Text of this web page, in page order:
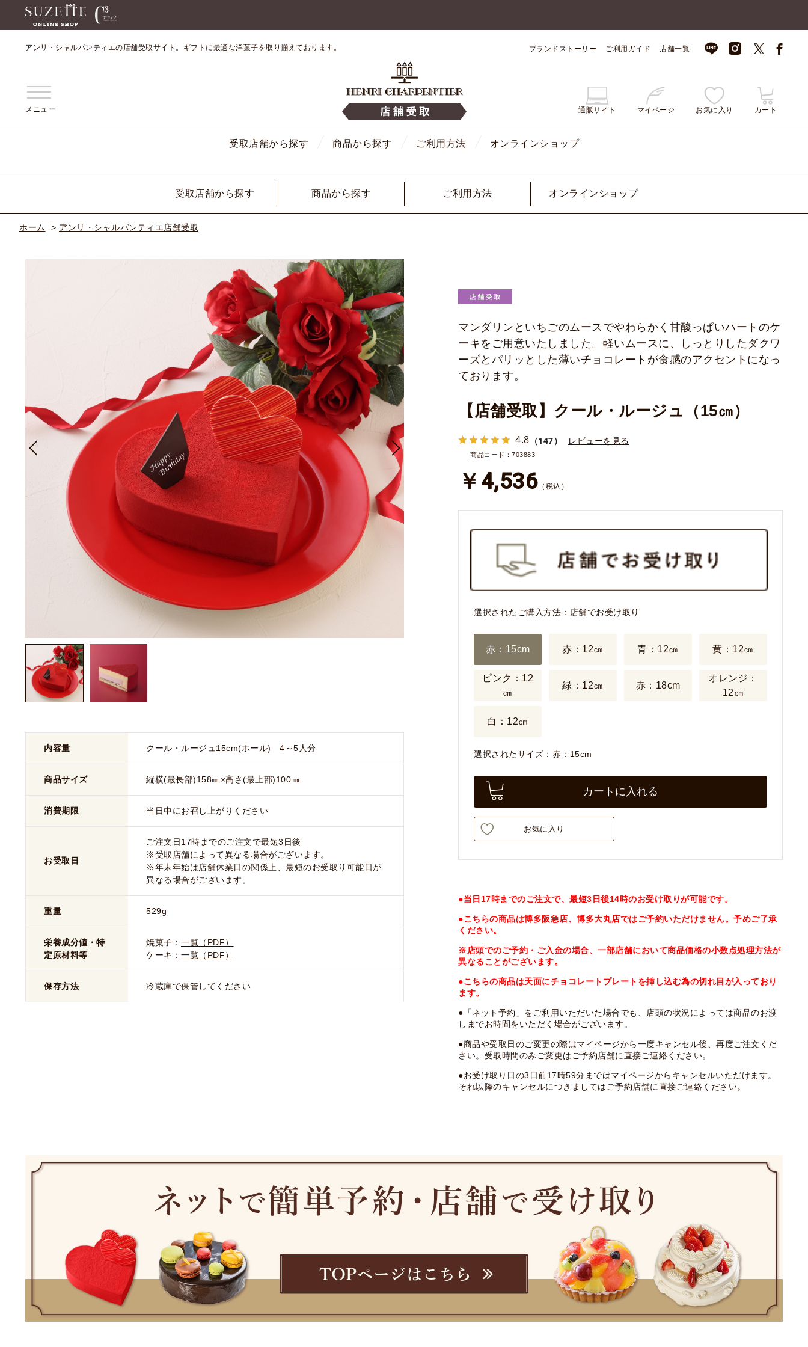
アンリ・シャルパンティエの店舗受取サイト。ギフトに最適な洋菓子を取り揃えております。 ブランドストーリー ご利用ガイド 店舗一覧
メニュー 通販サイト マイページ お気に入り カート
受取店舗から探す 商品から探す ご利用方法 オンラインショップ
受取店舗から探す 商品から探す ご利用方法 オンラインショップ
ホーム > アンリ・シャルパンティエ店舗受取
マンダリンといちごのムースでやわらかく甘酸っぱいハートのケ
ーキをご用意いたしました。軽いムースに、しっとりしたダクワ
ーズとパリッとした薄いチョコレートが食感のアクセントになっ
ております。
【店舗受取】クール・ルージュ（15㎝）
4.8 （147） レビューを見る
商品コード：703883
￥4,536 （税込）
選択されたご購入方法：店舗でお受け取り
赤：15cm 赤：12㎝ 青：12㎝ 黄：12㎝
ピンク：12
㎝
緑：12㎝ 赤：18cm
オレンジ：
12㎝
白：12㎝
選択されたサイズ：赤：15cm
カートに入れる
お気に入り
●当日17時までのご注文で、最短3日後14時のお受け取りが可能です。
●こちらの商品は博多阪急店、博多大丸店ではご予約いただけません。予めご了承
ください。
※店頭でのご予約・ご入金の場合、一部店舗において商品価格の小数点処理方法が
異なることがございます。
●こちらの商品は天面にチョコレートプレートを挿し込む為の切れ目が入っており
ます。
●「ネット予約」をご利用いただいた場合でも、店頭の状況によっては商品のお渡
しまでお時間をいただく場合がございます。
●商品や受取日のご変更の際はマイページから一度キャンセル後、再度ご注文くだ
さい。受取時間のみご変更はご予約店舗に直接ご連絡ください。
●お受け取り日の3日前17時59分まではマイページからキャンセルいただけます。
それ以降のキャンセルにつきましてはご予約店舗に直接ご連絡ください。
内容量 クール・ルージュ15cm(ホール) 4～5人分
商品サイズ 縦横(最長部)158㎜×高さ(最上部)100㎜
消費期限 当日中にお召し上がりください
お受取日
ご注文日17時までのご注文で最短3日後
※受取店舗によって異なる場合がございます。
※年末年始は店舗休業日の関係上、最短のお受取り可能日が
異なる場合がございます。
重量 529g
栄養成分値・特
定原材料等
焼菓子： 一覧（PDF）
ケーキ： 一覧（PDF）
保存方法 冷蔵庫で保管してください